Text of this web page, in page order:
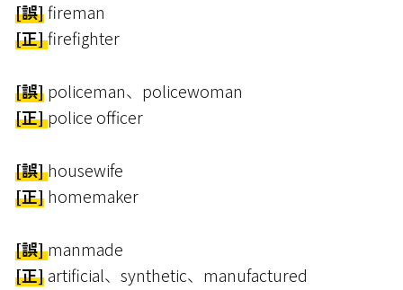
[誤]fireman
[正]firefighter
[誤]policeman、policewoman
[正]police officer
[誤]housewife
[正]homemaker
[誤]manmade
[正]artificial、synthetic、manufactured